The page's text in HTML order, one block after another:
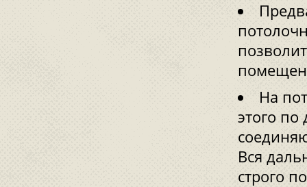
На
этого
Вся
строго